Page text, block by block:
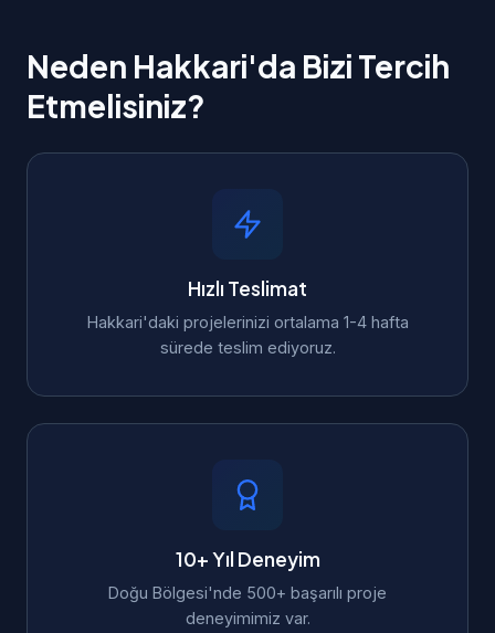
Neden Hakkari'da Bizi Tercih
Etmelisiniz?
Hızlı Teslimat
Hakkari'daki projelerinizi ortalama 1-4 hafta
sürede teslim ediyoruz.
10+ Yıl Deneyim
Doğu Bölgesi'nde 500+ başarılı proje
deneyimimiz var.